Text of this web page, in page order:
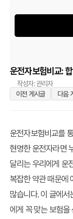
운전자보험비교:
작성자: 관리자
이전 게시글
다음
운전자보험비교를
현명한 운전자라면
달리는 우리에게 운
복잡한 약관 때문에
많습니다. 이 글에
에게 꼭 맞는 보험을